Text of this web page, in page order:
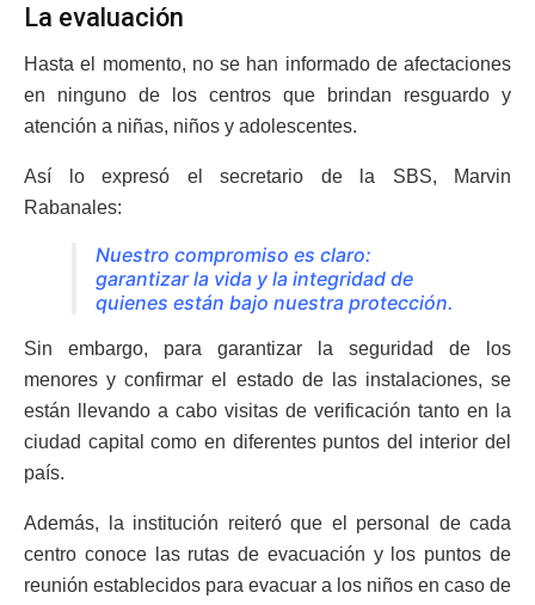
La evaluación
Hasta el momento, no se han informado de afectaciones
en ninguno de los centros que brindan resguardo y
atención a niñas, niños y adolescentes.
Así lo expresó el secretario de la SBS, Marvin
Rabanales:
Nuestro compromiso es claro:
garantizar la vida y la integridad de
quienes están bajo nuestra protección.
Sin embargo, para garantizar la seguridad de los
menores y confirmar el estado de las instalaciones, se
están llevando a cabo visitas de verificación tanto en la
ciudad capital como en diferentes puntos del interior del
país.
Además, la institución reiteró que el personal de cada
centro conoce las rutas de evacuación y los puntos de
reunión establecidos para evacuar a los niños en caso de